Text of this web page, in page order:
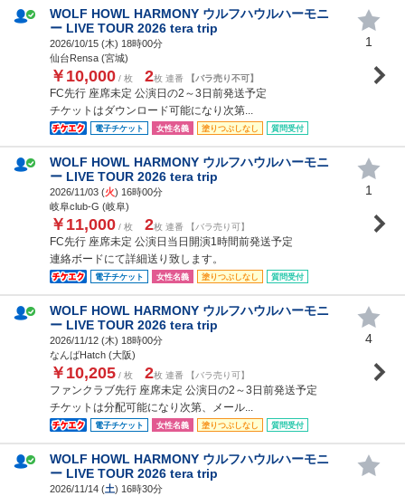
WOLF HOWL HARMONY ウルフハウルハーモニ
ー LIVE TOUR 2026 tera trip
2026/10/15 (木) 18時00分
仙台Rensa (宮城)
￥10,000 / 枚 2枚 連番 【バラ売り不可】
FC先行 座席未定 公演日の2～3日前発送予定
チケットはダウンロード可能になり次第...
電子チケット 女性名義 塗りつぶしなし 質問受付
1
WOLF HOWL HARMONY ウルフハウルハーモニ
ー LIVE TOUR 2026 tera trip
2026/11/03 (火) 16時00分
岐阜club-G (岐阜)
￥11,000 / 枚 2枚 連番 【バラ売り可】
FC先行 座席未定 公演日当日開演1時間前発送予定
連絡ボードにて詳細送り致します。
電子チケット 女性名義 塗りつぶしなし 質問受付
1
WOLF HOWL HARMONY ウルフハウルハーモニ
ー LIVE TOUR 2026 tera trip
2026/11/12 (木) 18時00分
なんばHatch (大阪)
￥10,205 / 枚 2枚 連番 【バラ売り可】
ファンクラブ先行 座席未定 公演日の2～3日前発送予定
チケットは分配可能になり次第、メール...
電子チケット 女性名義 塗りつぶしなし 質問受付
4
WOLF HOWL HARMONY ウルフハウルハーモニ
ー LIVE TOUR 2026 tera trip
2026/11/14 (土) 16時30分